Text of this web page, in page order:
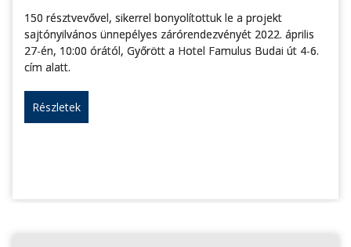
150 résztvevővel, sikerrel bonyolítottuk le a projekt
sajtónyilvános ünnepélyes zárórendezvényét 2022. április
27-én, 10:00 órától, Győrött a Hotel Famulus Budai út 4-6.
cím alatt.
Részletek